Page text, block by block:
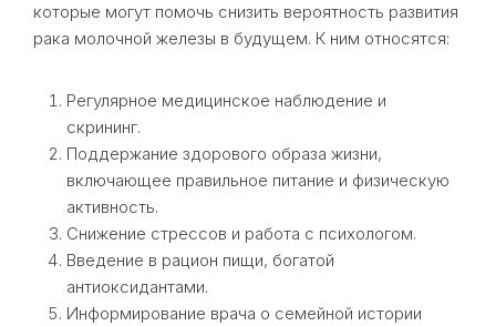
которые могут помочь снизить вероятность развития
рака молочной железы в будущем. К ним относятся:
Регулярное медицинское наблюдение и
скрининг.
Поддержание здорового образа жизни,
включающее правильное питание и физическую
активность.
Снижение стрессов и работа с психологом.
Введение в рацион пищи, богатой
антиоксидантами.
Информирование врача о семейной истории